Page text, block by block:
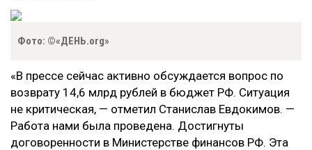
Фото: ©«ДЕНЬ.org»
«В прессе сейчас активно обсуждается вопрос по
возврату 14,6 млрд рублей в бюджет РФ. Ситуация
не критическая, — отметил Станислав Евдокимов. —
Работа нами была проведена. Достигнуты
договоренности в Министерстве финансов РФ. Эта